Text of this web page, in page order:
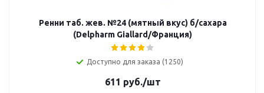
Ренни таб. жев. №24 (мятный вкус) б/сахара
(Delpharm Giallard/Франция)
Доступно для заказа (1250)
611 руб./шт